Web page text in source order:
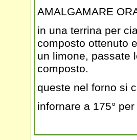
AMALGAMARE
in una terrina per
composto ottenuto
un limone, passate
composto.
queste nel forno si
infornare a 175°